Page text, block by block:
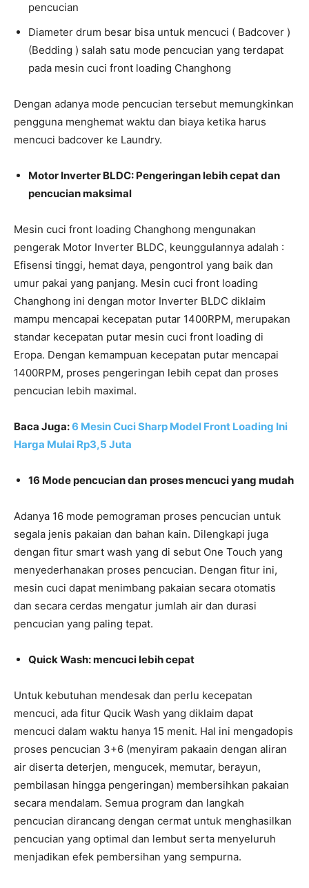
pencucian
Diameter drum besar bisa untuk mencuci ( Badcover )
(Bedding ) salah satu mode pencucian yang terdapat
pada mesin cuci front loading Changhong
Dengan adanya mode pencucian tersebut memungkinkan
pengguna menghemat waktu dan biaya ketika harus
mencuci badcover ke Laundry.
Motor Inverter BLDC: Pengeringan lebih cepat dan
pencucian maksimal
Mesin cuci front loading Changhong mengunakan
pengerak Motor Inverter BLDC, keunggulannya adalah :
Efisensi tinggi, hemat daya, pengontrol yang baik dan
umur pakai yang panjang. Mesin cuci front loading
Changhong ini dengan motor Inverter BLDC diklaim
mampu mencapai kecepatan putar 1400RPM, merupakan
standar kecepatan putar mesin cuci front loading di
Eropa. Dengan kemampuan kecepatan putar mencapai
1400RPM, proses pengeringan lebih cepat dan proses
pencucian lebih maximal.
Baca Juga:6 Mesin Cuci Sharp Model Front Loading Ini
Harga Mulai Rp3,5 Juta
16 Mode pencucian dan proses mencuci yang mudah
Adanya 16 mode pemograman proses pencucian untuk
segala jenis pakaian dan bahan kain. Dilengkapi juga
dengan fitur smart wash yang di sebut One Touch yang
menyederhanakan proses pencucian. Dengan fitur ini,
mesin cuci dapat menimbang pakaian secara otomatis
dan secara cerdas mengatur jumlah air dan durasi
pencucian yang paling tepat.
Quick Wash: mencuci lebih cepat
Untuk kebutuhan mendesak dan perlu kecepatan
mencuci, ada fitur Qucik Wash yang diklaim dapat
mencuci dalam waktu hanya 15 menit. Hal ini mengadopis
proses pencucian 3+6 (menyiram pakaain dengan aliran
air diserta deterjen, mengucek, memutar, berayun,
pembilasan hingga pengeringan) membersihkan pakaian
secara mendalam. Semua program dan langkah
pencucian dirancang dengan cermat untuk menghasilkan
pencucian yang optimal dan lembut serta menyeluruh
menjadikan efek pembersihan yang sempurna.